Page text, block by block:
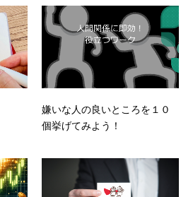
嫌いな人の良いところを１０
個挙げてみよう！